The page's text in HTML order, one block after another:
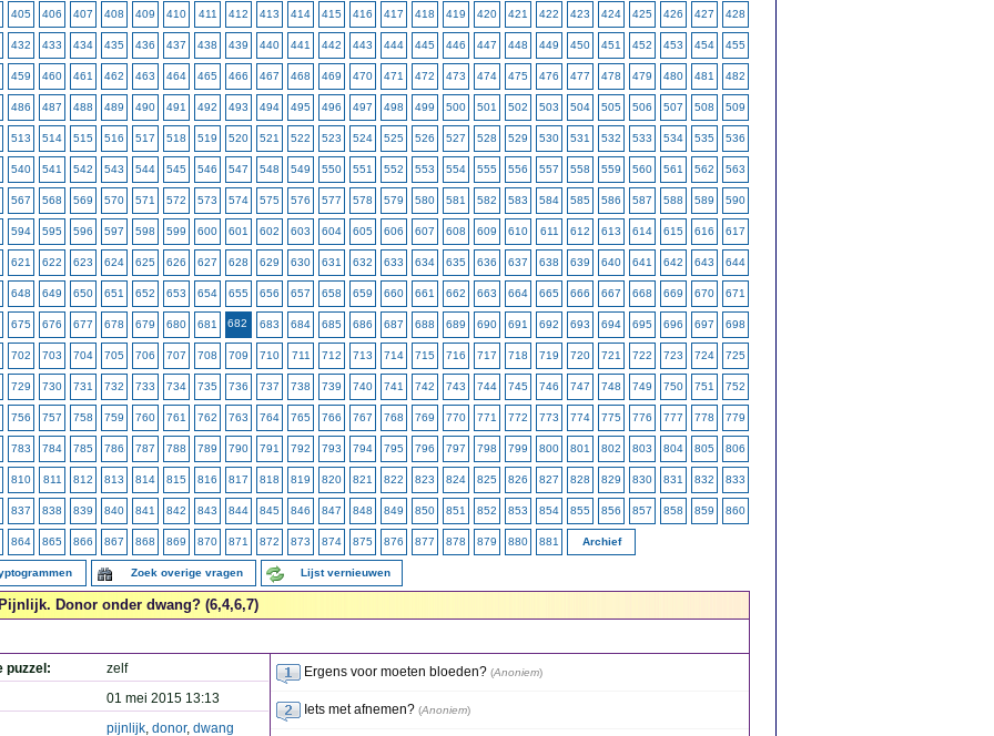
405 406 407 408 409 410 411 412 413 414 415 416 417 418 419 420 421 422 423 424 425 426 427 428
432 433 434 435 436 437 438 439 440 441 442 443 444 445 446 447 448 449 450 451 452 453 454 455
459 460 461 462 463 464 465 466 467 468 469 470 471 472 473 474 475 476 477 478 479 480 481 482
486 487 488 489 490 491 492 493 494 495 496 497 498 499 500 501 502 503 504 505 506 507 508 509
513 514 515 516 517 518 519 520 521 522 523 524 525 526 527 528 529 530 531 532 533 534 535 536
540 541 542 543 544 545 546 547 548 549 550 551 552 553 554 555 556 557 558 559 560 561 562 563
567 568 569 570 571 572 573 574 575 576 577 578 579 580 581 582 583 584 585 586 587 588 589 590
594 595 596 597 598 599 600 601 602 603 604 605 606 607 608 609 610 611 612 613 614 615 616 617
621 622 623 624 625 626 627 628 629 630 631 632 633 634 635 636 637 638 639 640 641 642 643 644
648 649 650 651 652 653 654 655 656 657 658 659 660 661 662 663 664 665 666 667 668 669 670 671
675 676 677 678 679 680 681 682 683 684 685 686 687 688 689 690 691 692 693 694 695 696 697 698
702 703 704 705 706 707 708 709 710 711 712 713 714 715 716 717 718 719 720 721 722 723 724 725
729 730 731 732 733 734 735 736 737 738 739 740 741 742 743 744 745 746 747 748 749 750 751 752
756 757 758 759 760 761 762 763 764 765 766 767 768 769 770 771 772 773 774 775 776 777 778 779
783 784 785 786 787 788 789 790 791 792 793 794 795 796 797 798 799 800 801 802 803 804 805 806
810 811 812 813 814 815 816 817 818 819 820 821 822 823 824 825 826 827 828 829 830 831 832 833
837 838 839 840 841 842 843 844 845 846 847 848 849 850 851 852 853 854 855 856 857 858 859 860
864 865 866 867 868 869 870 871 872 873 874 875 876 877 878 879 880 881 Archief
Zoek overige vragen Lijst vernieuwen
Donor onder dwang? (6,4,6,7)
puzzel:
zelf
01 mei 2015 13:13
pijnlijk, donor, dwang
Ergens voor moeten bloeden? (Anoniem)
Iets met afnemen? (Anoniem)